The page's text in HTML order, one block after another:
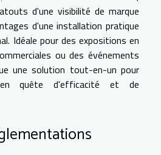
d'une visibilité de marque
d'une installation pratique
Idéale pour des expositions en
ou des événements
une solution tout-en-un pour
quête d'efficacité et de